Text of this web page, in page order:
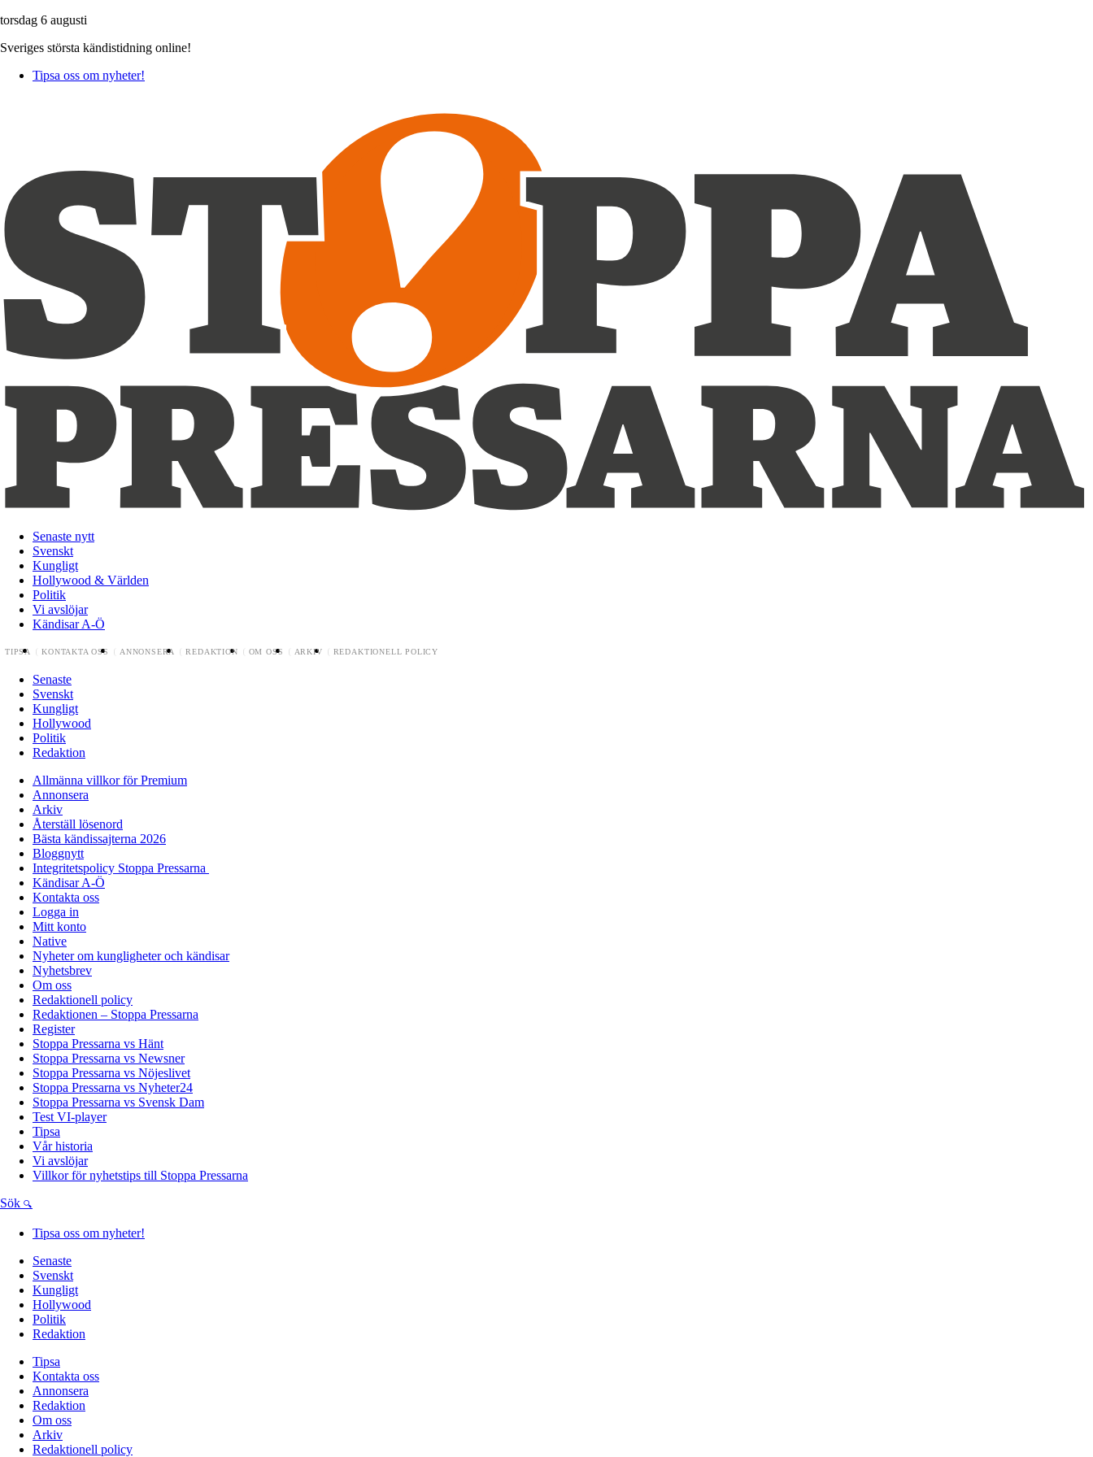
torsdag 6 augusti
Sveriges största kändistidning online!
Tipsa oss om nyheter!
Senaste nytt
Svenskt
Kungligt
Hollywood & Världen
Politik
Vi avslöjar
Kändisar A-Ö
TIPSA KONTAKTA OSS ANNONSERA REDAKTION OM OSS ARKIV REDAKTIONELL POLICY
Senaste
Svenskt
Kungligt
Hollywood
Politik
Redaktion
Allmänna villkor för Premium
Annonsera
Arkiv
Återställ lösenord
Bästa kändissajterna 2026
Bloggnytt
Integritetspolicy Stoppa Pressarna
Kändisar A-Ö
Kontakta oss
Logga in
Mitt konto
Native
Nyheter om kungligheter och kändisar
Nyhetsbrev
Om oss
Redaktionell policy
Redaktionen – Stoppa Pressarna
Register
Stoppa Pressarna vs Hänt
Stoppa Pressarna vs Newsner
Stoppa Pressarna vs Nöjeslivet
Stoppa Pressarna vs Nyheter24
Stoppa Pressarna vs Svensk Dam
Test VI-player
Tipsa
Vår historia
Vi avslöjar
Villkor för nyhetstips till Stoppa Pressarna
Sök
Tipsa oss om nyheter!
Senaste
Svenskt
Kungligt
Hollywood
Politik
Redaktion
Tipsa
Kontakta oss
Annonsera
Redaktion
Om oss
Arkiv
Redaktionell policy